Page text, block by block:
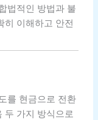
법적인 방법과 불
히 이해하고 안전
를 현금으로 전환
두 가지 방식으로